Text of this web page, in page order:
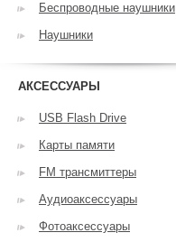
Беспроводные наушники
Наушники
АКСЕССУАРЫ
USB Flash Drive
Карты памяти
FM трансмиттеры
Аудиоаксессуары
Фотоаксессуары